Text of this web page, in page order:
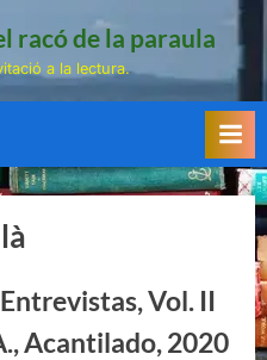
racó de la paraula
a la lectura.
Vol. II
Acantilado, 2020